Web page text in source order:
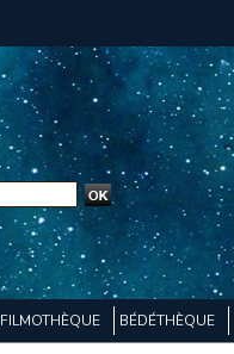
FILMOTHÈQUE BÉDÉTHÈQUE